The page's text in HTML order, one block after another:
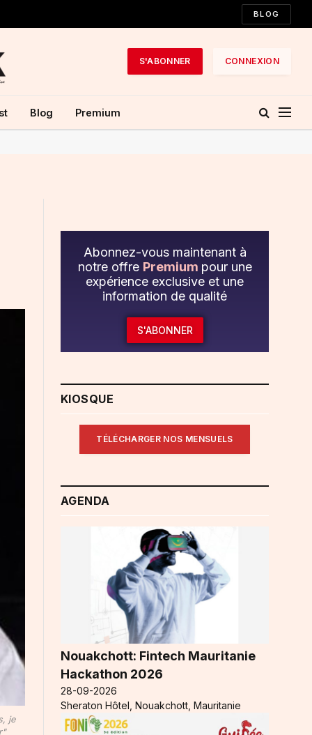
BLOG
S'ABONNER CONNEXION
Blog Premium
je
Abonnez-vous maintenant à
notre offre Premium pour une
expérience exclusive et une
information de qualité
S'ABONNER
KIOSQUE
TÉLÉCHARGER NOS MENSUELS
AGENDA
Nouakchott: Fintech Mauritanie
Hackathon 2026
28-09-2026
Sheraton Hôtel, Nouakchott, Mauritanie